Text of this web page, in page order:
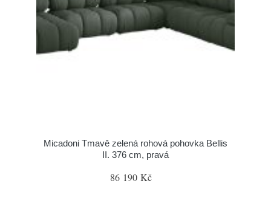
Micadoni Tmavě zelená rohová pohovka Bellis
II. 376 cm, pravá
86 190 Kč